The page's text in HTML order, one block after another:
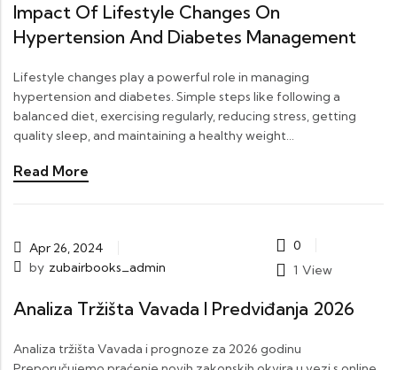
Impact Of Lifestyle Changes On
Hypertension And Diabetes Management
Lifestyle changes play a powerful role in managing
hypertension and diabetes. Simple steps like following a
balanced diet, exercising regularly, reducing stress, getting
quality sleep, and maintaining a healthy weight…
Read More
Apr 26, 2024
by zubairbooks_admin
0
1 View
Analiza Tržišta Vavada I Predviđanja 2026
Analiza tržišta Vavada i prognoze za 2026 godinu